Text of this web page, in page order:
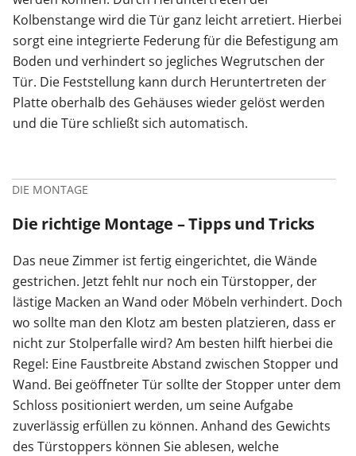
Kolbenstange wird die Tür ganz leicht arretiert. Hierbei
sorgt eine integrierte Federung für die Befestigung am
Boden und verhindert so jegliches Wegrutschen der
Tür. Die Feststellung kann durch Heruntertreten der
Platte oberhalb des Gehäuses wieder gelöst werden
und die Türe schließt sich automatisch.
DIE MONTAGE
Die richtige Montage – Tipps und Tricks
Das neue Zimmer ist fertig eingerichtet, die Wände
gestrichen. Jetzt fehlt nur noch ein Türstopper, der
lästige Macken an Wand oder Möbeln verhindert. Doch
wo sollte man den Klotz am besten platzieren, dass er
nicht zur Stolperfalle wird? Am besten hilft hierbei die
Regel: Eine Faustbreite Abstand zwischen Stopper und
Wand. Bei geöffneter Tür sollte der Stopper unter dem
Schloss positioniert werden, um seine Aufgabe
zuverlässig erfüllen zu können. Anhand des Gewichts
des Türstoppers können Sie ablesen, welche